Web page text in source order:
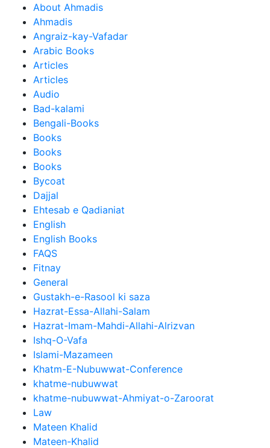
About Ahmadis
Ahmadis
Angraiz-kay-Vafadar
Arabic Books
Articles
Articles
Audio
Bad-kalami
Bengali-Books
Books
Books
Books
Bycoat
Dajjal
Ehtesab e Qadianiat
English
English Books
FAQS
Fitnay
General
Gustakh-e-Rasool ki saza
Hazrat-Essa-Allahi-Salam
Hazrat-Imam-Mahdi-Allahi-Alrizvan
Ishq-O-Vafa
Islami-Mazameen
Khatm-E-Nubuwwat-Conference
khatme-nubuwwat
khatme-nubuwwat-Ahmiyat-o-Zaroorat
Law
Mateen Khalid
Mateen-Khalid